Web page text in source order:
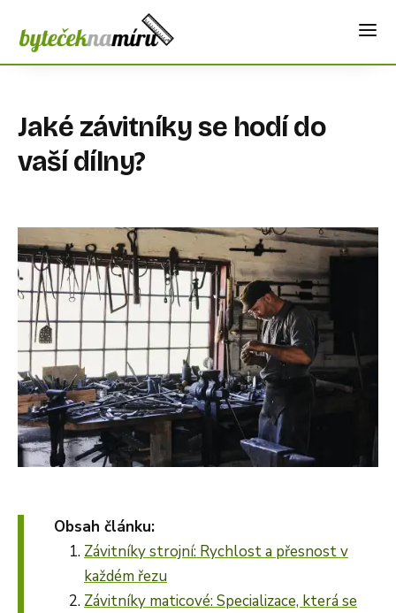
Jaké závitníky se hodí do
vaší dílny?
Obsah článku:
Závitníky strojní: Rychlost a přesnost v
každém řezu
Závitníky maticové: Specializace, která se